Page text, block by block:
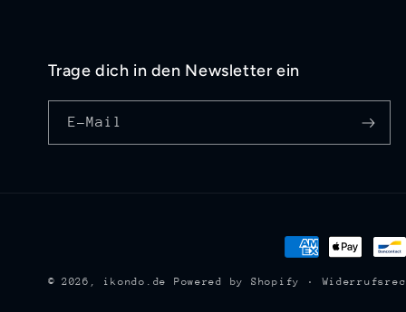
Trage dich in den Newsletter ein
E-Mail
© 2026, ikondo.de Powered by Shopify